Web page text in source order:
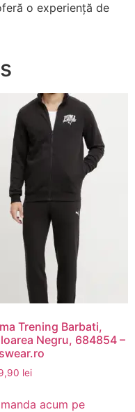
o experiență de
Trening Barbati,
Negru, 684854 –
lei
acum pe